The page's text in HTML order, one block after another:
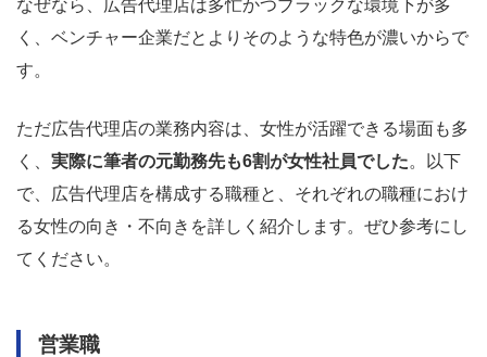
なぜなら、広告代理店は多忙かつブラックな環境下が多
く、ベンチャー企業だとよりそのような特色が濃いからで
す。
ただ広告代理店の業務内容は、女性が活躍できる場面も多
く、 実際に筆者の元勤務先も6割が女性社員でした。以下
で、広告代理店を構成する職種と、それぞれの職種におけ
る女性の向き・不向きを詳しく紹介します。ぜひ参考にし
てください。
営業職